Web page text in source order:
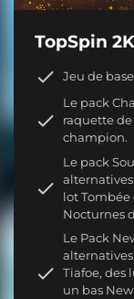
TopSpin
Jeu de base
Le pack
raquette
champion.
Le pack
lot Tombée
Nocturnes
Le Pack
alternatives
Tiafoe, des
un bas